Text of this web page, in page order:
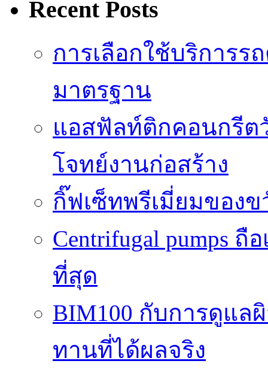
Recent Posts
การเลือกใช้บริการ
มาตรฐาน
แอสฟัลท์ติกคอนกรี
โจทย์งานก่อสร้าง
กิ๊ฟเซ็ทพรีเมี่ยมของ
Centrifugal pumps
ที่สุด
BIM100 กับการดูแ
ทานที่ได้ผลจริง